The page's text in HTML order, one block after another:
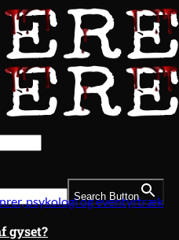
Search Button
psykologi og eventyrtræk
gyset?